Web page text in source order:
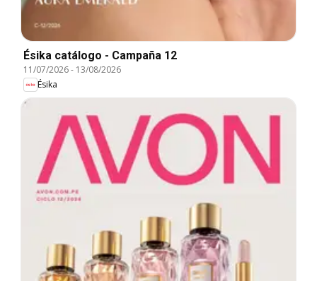
Ésika catálogo - Campaña 12
11/07/2026- 13/08/2026
Ésika